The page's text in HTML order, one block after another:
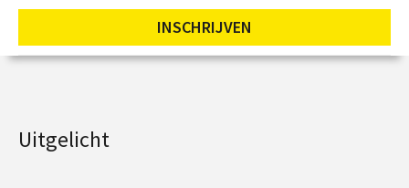
INSCHRIJVEN
Uitgelicht